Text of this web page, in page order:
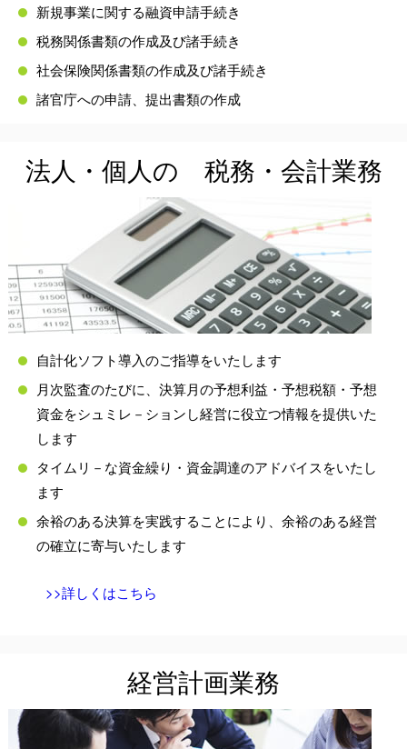
新規事業に関する融資申請手続き
税務関係書類の作成及び諸手続き
社会保険関係書類の作成及び諸手続き
諸官庁への申請、提出書類の作成
法人・個人の 税務・会計業務
自計化ソフト導入のご指導をいたします
月次監査のたびに、決算月の予想利益・予想税額・予想
資金をシュミレ－ションし経営に役立つ情報を提供いた
します
タイムリ－な資金繰り・資金調達のアドバイスをいたし
ます
余裕のある決算を実践することにより、余裕のある経営
の確立に寄与いたします
>>詳しくはこちら
経営計画業務